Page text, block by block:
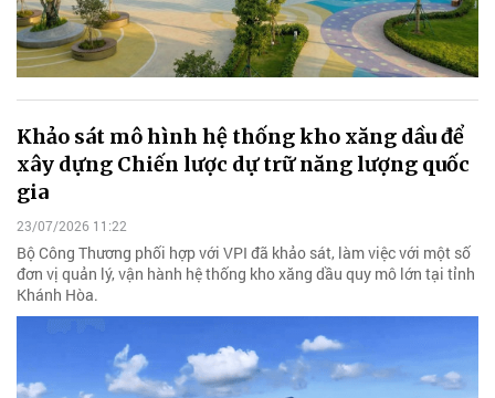
Khảo sát mô hình hệ thống kho xăng dầu để
xây dựng Chiến lược dự trữ năng lượng quốc
gia
23/07/2026 11:22
Bộ Công Thương phối hợp với VPI đã khảo sát, làm việc với một số
đơn vị quản lý, vận hành hệ thống kho xăng dầu quy mô lớn tại tỉnh
Khánh Hòa.